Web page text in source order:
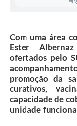
Com uma área
Ester
ofertados pelo
promoção da
curativos,
capacidade de
unidade